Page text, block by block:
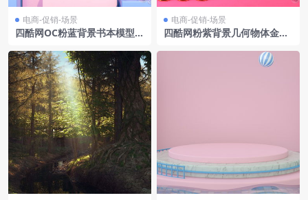
电商-促销-场景
四酷网OC粉蓝背景书本模型云
电商-促销-场景
四酷网粉紫背景几何物体金色